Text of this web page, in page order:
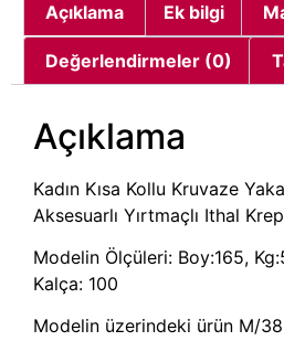
Açıklama Ek bilgi
Değerlendirmeler (0)
Açıklama
Kadın Kısa Kollu Kruvaze
Aksesuarlı Yırtmaçlı Ithal
Modelin Ölçüleri: Boy:165,
Kalça: 100
Modelin üzerindeki ürün M/